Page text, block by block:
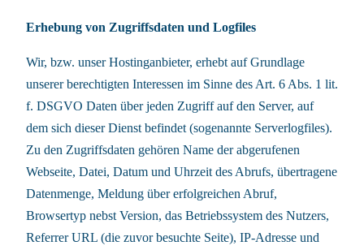
Erhebung von Zugriffsdaten und Logfiles
Wir, bzw. unser Hostinganbieter, erhebt auf Grundlage
unserer berechtigten Interessen im Sinne des Art. 6 Abs. 1 lit.
f. DSGVO Daten über jeden Zugriff auf den Server, auf
dem sich dieser Dienst befindet (sogenannte Serverlogfiles).
Zu den Zugriffsdaten gehören Name der abgerufenen
Webseite, Datei, Datum und Uhrzeit des Abrufs, übertragene
Datenmenge, Meldung über erfolgreichen Abruf,
Browsertyp nebst Version, das Betriebssystem des Nutzers,
Referrer URL (die zuvor besuchte Seite), IP-Adresse und